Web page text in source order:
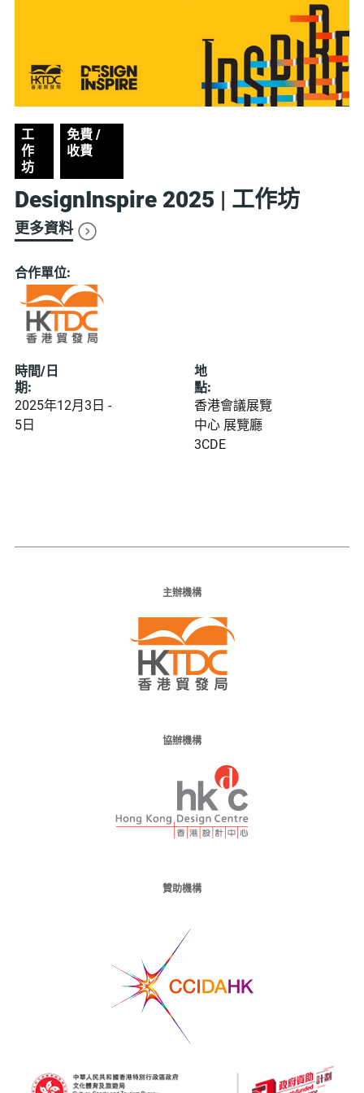
工
作
坊
免費 /
收費
DesignInspire 2025 | 工作坊
更多資料
合作單位:
時間/日
期:
2025年12月3日 -
5日
地
點:
香港會議展覽
中心 展覽廳
3CDE
主辦機構
協辦機構
贊助機構